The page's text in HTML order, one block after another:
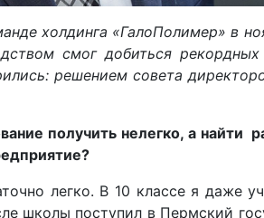
холдинга «ГалоПолимер» в
смог добиться
решением совета
получить нелегко, а
легко. В 10 классе я даже
школы поступил в Пермский